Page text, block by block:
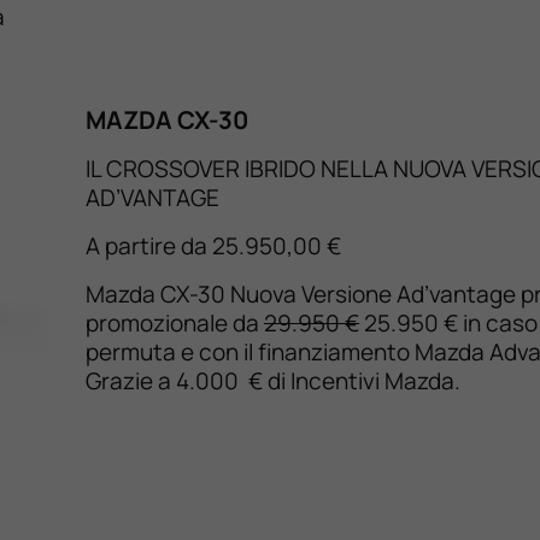
MAZDA CX-30
IL CROSSOVER IBRIDO NELLA NUOVA
AD’VANTAGE
A partire da 25.950,00 €
Mazda CX-30 Nuova Versione Ad’vantage
promozionale da29.950 €25.950 € in
permuta e con il finanziamento Mazda
Grazie a 4.000 € di Incentivi Mazda.